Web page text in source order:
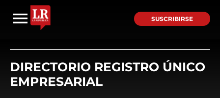
SUSCRIBIRSE
DIRECTORIO REGISTRO ÚNICO
EMPRESARIAL